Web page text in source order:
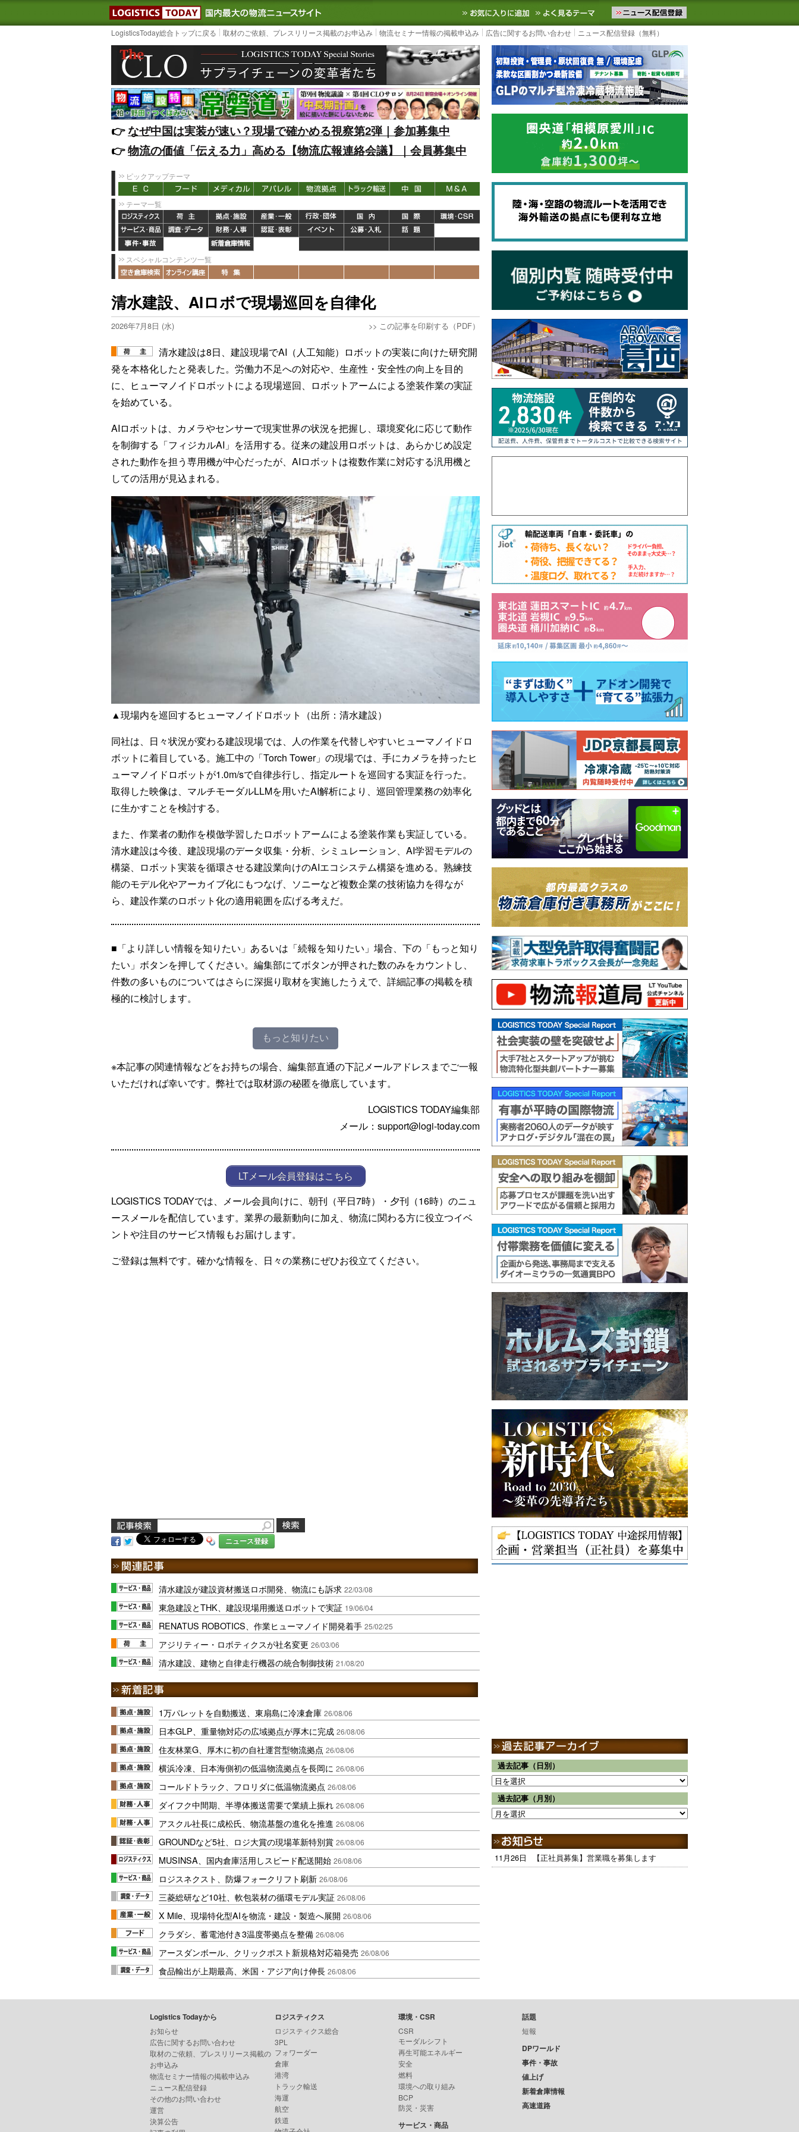
LOGISTICS TODAY｜国内最大の物流ニュースサイト3PL, SCMなど国内外の最新の物流ニュースをお届けします。物流ニュースメール配信を登録す
お気に入りに追加 よく見るテーマ
LogisticsToday総合トップに戻る 取材のご依頼、プレスリリース掲載のお申込み 物流セミナー情報の掲載申込み 広告に関するお問い合わせ ニュース配信登録（無料）
👉️なぜ中国は実装が速い？現場で確かめる視察第2弾｜参加募集中
👉️物流の価値「伝える力」高める【物流広報連絡会議】｜会員募集中
ピックアップテーマ
テーマ一覧
スペシャルコンテンツ一覧
清水建設、AIロボで現場巡回を自律化
2026年7月8日 (水) >> この記事を印刷する（PDF）
清水建設は8日、建設現場でAI（人工知能）ロボットの実装に向けた研究開
発を本格化したと発表した。労働力不足への対応や、生産性・安全性の向上を目的
に、ヒューマノイドロボットによる現場巡回、ロボットアームによる塗装作業の実証
を始めている。
AIロボットは、カメラやセンサーで現実世界の状況を把握し、環境変化に応じて動作
を制御する「フィジカルAI」を活用する。従来の建設用ロボットは、あらかじめ設定
された動作を担う専用機が中心だったが、AIロボットは複数作業に対応する汎用機と
しての活用が見込まれる。
▲現場内を巡回するヒューマノイドロボット（出所：清水建設）
同社は、日々状況が変わる建設現場では、人の作業を代替しやすいヒューマノイドロ
ボットに着目している。施工中の「Torch Tower」の現場では、手にカメラを持ったヒ
ューマノイドロボットが1.0m/sで自律歩行し、指定ルートを巡回する実証を行った。
取得した映像は、マルチモーダルLLMを用いたAI解析により、巡回管理業務の効率化
に生かすことを検討する。
また、作業者の動作を模倣学習したロボットアームによる塗装作業も実証している。
清水建設は今後、建設現場のデータ収集・分析、シミュレーション、AI学習モデルの
構築、ロボット実装を循環させる建設業向けのAIエコシステム構築を進める。熟練技
能のモデル化やアーカイブ化にもつなげ、ソニーなど複数企業の技術協力を得なが
ら、建設作業のロボット化の適用範囲を広げる考えだ。
■「より詳しい情報を知りたい」あるいは「続報を知りたい」場合、下の「もっと知り
たい」ボタンを押してください。編集部にてボタンが押された数のみをカウントし、
件数の多いものについてはさらに深掘り取材を実施したうえで、詳細記事の掲載を積
極的に検討します。
もっと知りたい
※本記事の関連情報などをお持ちの場合、編集部直通の下記メールアドレスまでご一報
いただければ幸いです。弊社では取材源の秘匿を徹底しています。
LOGISTICS TODAY編集部
メール：support@logi-today.com
LTメール会員登録はこちら
LOGISTICS TODAYでは、メール会員向けに、朝刊（平日7時）・夕刊（16時）のニュ
ースメールを配信しています。業界の最新動向に加え、物流に関わる方に役立つイベ
ントや注目のサービス情報もお届けします。
ご登録は無料です。確かな情報を、日々の業務にぜひお役立てください。
ニュース登録
清水建設が建設資材搬送ロボ開発、物流にも訴求 22/03/08
東急建設とTHK、建設現場用搬送ロボットで実証 19/06/04
RENATUS ROBOTICS、作業ヒューマノイド開発着手 25/02/25
アジリティー・ロボティクスが社名変更 26/03/06
清水建設、建物と自律走行機器の統合制御技術 21/08/20
1万パレットを自動搬送、東扇島に冷凍倉庫 26/08/06
日本GLP、重量物対応の広域拠点が厚木に完成 26/08/06
住友林業G、厚木に初の自社運営型物流拠点 26/08/06
横浜冷凍、日本海側初の低温物流拠点を長岡に 26/08/06
コールドトラック、フロリダに低温物流拠点 26/08/06
ダイフク中間期、半導体搬送需要で業績上振れ 26/08/06
アスクル社長に成松氏、物流基盤の進化を推進 26/08/06
GROUNDなど5社、ロジ大賞の現場革新特別賞 26/08/06
MUSINSA、国内倉庫活用しスピード配送開始 26/08/06
ロジスネクスト、防爆フォークリフト刷新 26/08/06
三菱総研など10社、軟包装材の循環モデル実証 26/08/06
X Mile、現場特化型AIを物流・建設・製造へ展開 26/08/06
クラダシ、蓄電池付き3温度帯拠点を整備 26/08/06
アースダンボール、クリックポスト新規格対応箱発売 26/08/06
食品輸出が上期最高、米国・アジア向け伸長 26/08/06
過去記事（日別）
過去記事（月別）
11月26日 【正社員募集】営業職を募集します
Logistics Todayから
お知らせ
広告に関するお問い合わせ
取材のご依頼、プレスリリース掲載の
お申込み
物流セミナー情報の掲載申込み
ニュース配信登録
その他のお問い合わせ
運営
決算公告
ロジスティクス
ロジスティクス総合
3PL
フォワーダー
倉庫
港湾
トラック輸送
海運
航空
鉄道
環境・CSR
CSR
モーダルシフト
再生可能エネルギー
安全
燃料
環境への取り組み
BCP
防災・災害
サービス・商品
話題
短報
DPワールド
事件・事故
値上げ
新着倉庫情報
高速道路